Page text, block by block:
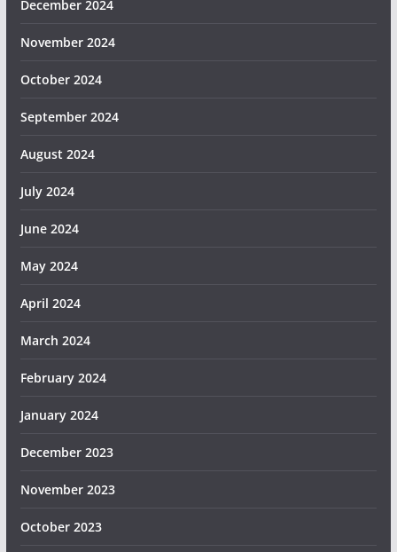
December 2024
November 2024
October 2024
September 2024
August 2024
July 2024
June 2024
May 2024
April 2024
March 2024
February 2024
January 2024
December 2023
November 2023
October 2023